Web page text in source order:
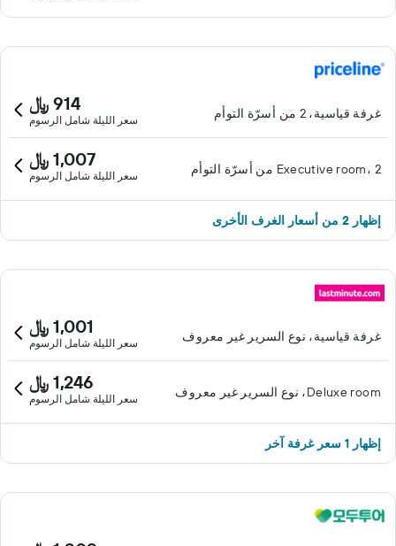
غرفة قياسية، 2 من أسرّة التوأم 914 ﷼
سعر الليلة شامل الرسوم
Executive room، 2 من أسرّة التوأم 1,007 ﷼
سعر الليلة شامل الرسوم
إظهار 2 من أسعار الغرف الأخرى
غرفة قياسية، نوع السرير غير معروف 1,001 ﷼
سعر الليلة شامل الرسوم
Deluxe room، نوع السرير غير معروف 1,246 ﷼
سعر الليلة شامل الرسوم
إظهار 1 سعر غرفة آخر